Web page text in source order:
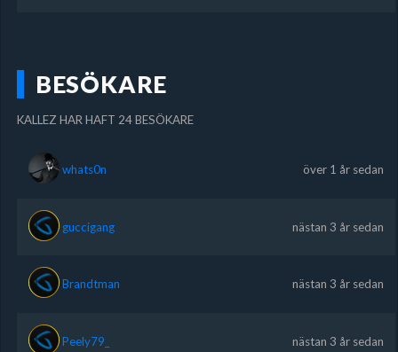
BESÖKARE
KALLEZ HAR HAFT 24 BESÖKARE
whats0n över 1 år sedan
guccigang nästan 3 år sedan
Brandtman nästan 3 år sedan
Peely79_ nästan 3 år sedan